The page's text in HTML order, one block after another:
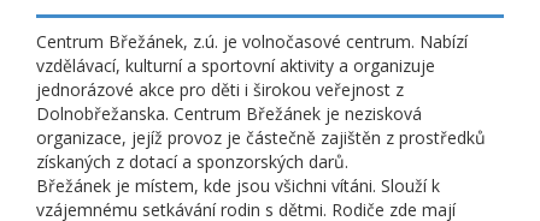
Centrum Břežánek, z.ú. je volnočasové centrum. Nabízí
vzdělávací, kulturní a sportovní aktivity a organizuje
jednorázové akce pro děti i širokou veřejnost z
Dolnobřežanska. Centrum Břežánek je nezisková
organizace, jejíž provoz je částečně zajištěn z prostředků
získaných z dotací a sponzorských darů.
Břežánek je místem, kde jsou všichni vítáni. Slouží k
vzájemnému setkávání rodin s dětmi. Rodiče zde mají